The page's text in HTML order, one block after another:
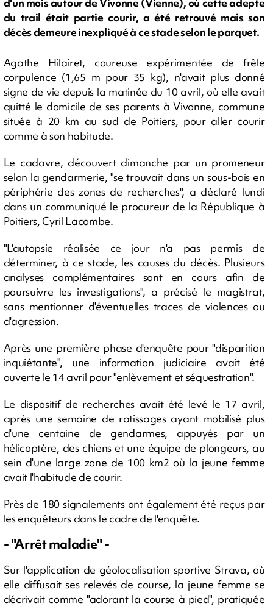
d'un mois autour de Vivonne (Vienne), où cette adepte
du trail était partie courir, a été retrouvé mais son
décès demeure inexpliqué à ce stade selon le parquet.
Agathe Hilairet, coureuse expérimentée de frêle
corpulence (1,65 m pour 35 kg), n'avait plus donné
signe de vie depuis la matinée du 10 avril, où elle avait
quitté le domicile de ses parents à Vivonne, commune
située à 20 km au sud de Poitiers, pour aller courir
comme à son habitude.
Le cadavre, découvert dimanche par un promeneur
selon la gendarmerie, "se trouvait dans un sous-bois en
périphérie des zones de recherches", a déclaré lundi
dans un communiqué le procureur de la République à
Poitiers, Cyril Lacombe.
"L'autopsie réalisée ce jour n'a pas permis de
déterminer, à ce stade, les causes du décès. Plusieurs
analyses complémentaires sont en cours afin de
poursuivre les investigations", a précisé le magistrat,
sans mentionner d'éventuelles traces de violences ou
d'agression.
Après une première phase d'enquête pour "disparition
inquiétante", une information judiciaire avait été
ouverte le 14 avril pour "enlèvement et séquestration".
Le dispositif de recherches avait été levé le 17 avril,
après une semaine de ratissages ayant mobilisé plus
d'une centaine de gendarmes, appuyés par un
hélicoptère, des chiens et une équipe de plongeurs, au
sein d'une large zone de 100 km2 où la jeune femme
avait l'habitude de courir.
Près de 180 signalements ont également été reçus par
les enquêteurs dans le cadre de l'enquête.
- "Arrêt maladie" -
Sur l'application de géolocalisation sportive Strava, où
elle diffusait ses relevés de course, la jeune femme se
décrivait comme "adorant la course à pied", pratiquée